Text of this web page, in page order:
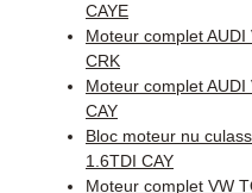
CAYE
Moteur complet AUDI
CRK
Moteur complet AUDI
CAY
Bloc moteur nu
1.6TDI CAY
Moteur complet VW